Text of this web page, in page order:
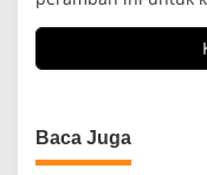
Baca Juga